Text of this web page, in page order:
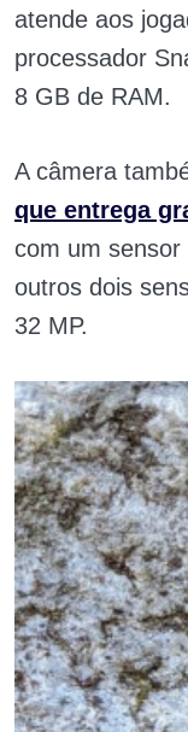
atende aos
processador
8 GB de RAM.
A câmera
que entrega
com um sensor
outros dois
32 MP.